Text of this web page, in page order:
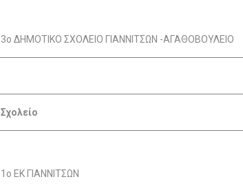
3ο ΔΗΜΟΤΙΚΟ ΣΧΟΛΕΙΟ ΓΙΑΝΝΙΤΣΩΝ -ΑΓΑΘΟΒΟΥΛΕΙΟ
Σχολείο
1ο ΕΚ ΓΙΑΝΝΙΤΣΩΝ